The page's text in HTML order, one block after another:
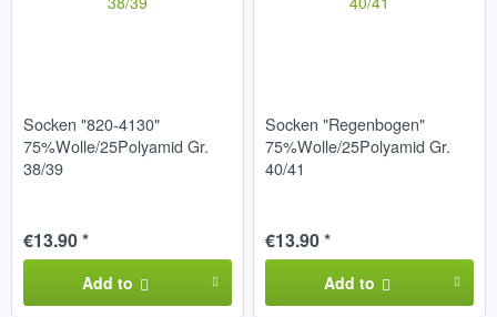
Socken "820-4130"
75%Wolle/25Polyamid Gr.
38/39
€13.90 *
Add to
Socken "Regenbogen"
75%Wolle/25Polyamid Gr.
40/41
€13.90 *
Add to